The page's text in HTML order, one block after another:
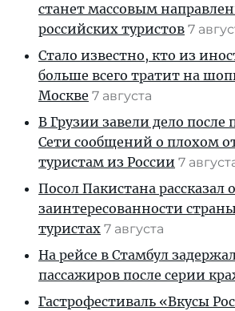
станет массовым
российских туристов 7
Стало известно, кто из
больше всего тратит на
Москве 7 августа
В Грузии завели дело после
Сети сообщений о плохом
туристам из России 7
Посол Пакистана рассказал о
заинтересованности
туристах 7 августа
На рейсе в Стамбул
пассажиров после серии
Гастрофестиваль «Вкусы